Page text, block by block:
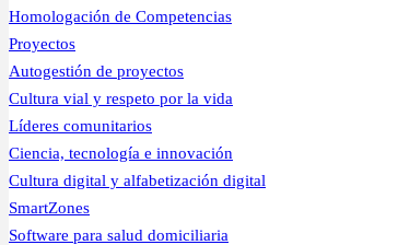
Homologación de Competencias
Proyectos
Autogestión de proyectos
Cultura vial y respeto por la vida
Líderes comunitarios
Ciencia, tecnología e innovación
Cultura digital y alfabetización digital
SmartZones
Software para salud domiciliaria